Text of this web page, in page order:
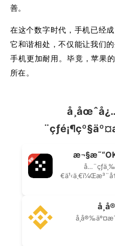
善。
在这个数字时代，手机已经
它和谐相处，不仅能让我们
手机更加耐用。毕竟，苹果
所在。